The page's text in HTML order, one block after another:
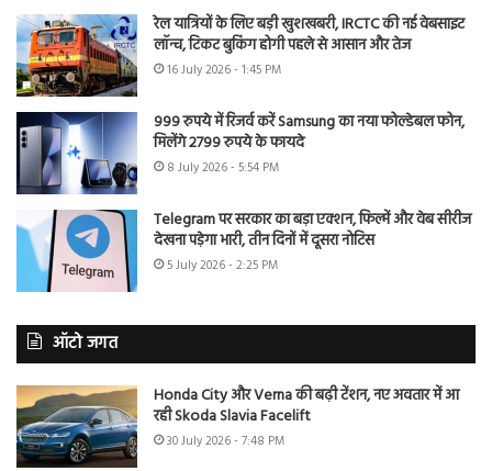
रेल यात्रियों के लिए बड़ी खुशखबरी, IRCTC की नई वेबसाइट
लॉन्च, टिकट बुकिंग होगी पहले से आसान और तेज
16 July 2026 - 1:45 PM
999 रुपये में रिजर्व करें Samsung का नया फोल्डेबल फोन,
मिलेंगे 2799 रुपये के फायदे
8 July 2026 - 5:54 PM
Telegram पर सरकार का बड़ा एक्शन, फिल्में और वेब सीरीज
देखना पड़ेगा भारी, तीन दिनों में दूसरा नोटिस
5 July 2026 - 2:25 PM
ऑटो जगत
Honda City और Verna की बढ़ी टेंशन, नए अवतार में आ
रही Skoda Slavia Facelift
30 July 2026 - 7:48 PM